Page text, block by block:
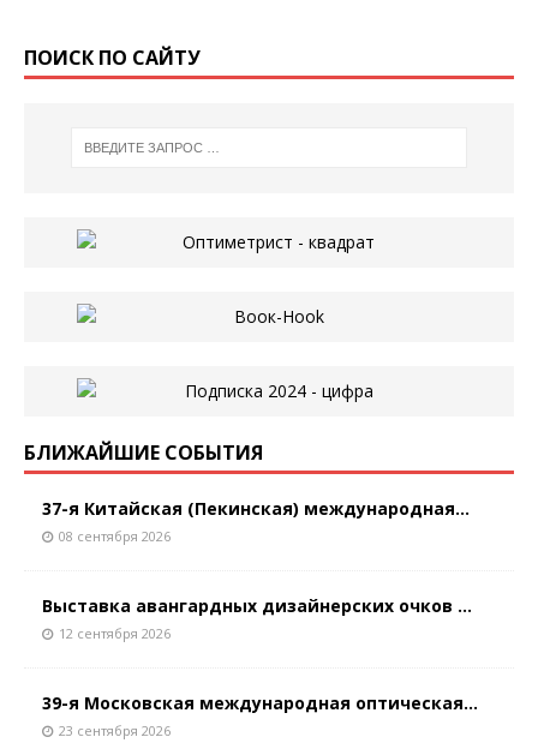
ПОИСК ПО САЙТУ
БЛИЖАЙШИЕ СОБЫТИЯ
37-я Китайская (Пекинская) международная...
08 сентября 2026
Выставка авангардных дизайнерских очков ...
12 сентября 2026
39-я Московская международная оптическая...
23 сентября 2026